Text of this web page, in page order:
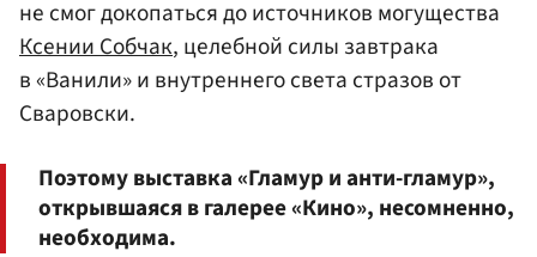
не смог докопаться до источников могущества
Ксении Собчак, целебной силы завтрака
в «Ванили» и внутреннего света стразов от
Сваровски.
Поэтому выставка «Гламур и анти-гламур»,
открывшаяся в галерее «Кино», несомненно,
необходима.